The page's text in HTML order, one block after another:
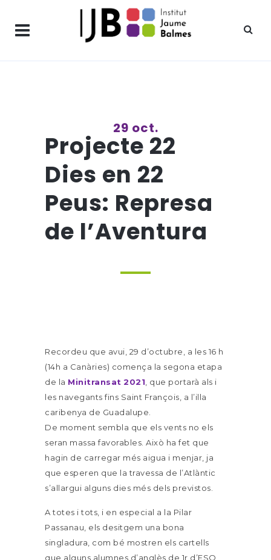
29 oct.
Projecte 22
Dies en 22
Peus: Represa
de l’Aventura
Recordeu que avui, 29 d’octubre, a les 16 h
(14h a Canàries) comença la segona etapa
de la Minitransat 2021 , que portarà als i
les navegants fins Saint François, a l’illa
caribenya de Guadalupe.
De moment sembla que els vents no els
seran massa favorables. Això ha fet que
hagin de carregar més aigua i menjar, ja
que esperen que la travessa de l’Atlàntic
s’allargui alguns dies més dels previstos.
A totes i tots, i en especial a la Pilar
Passanau, els desitgem una bona
singladura, com bé mostren els cartells
que alguns alumnes d’anglès de 1r d’ESO